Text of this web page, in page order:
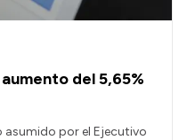
del 5,65%
por el Ejecutivo